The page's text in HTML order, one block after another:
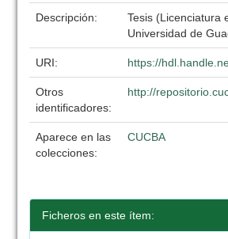
Descripción:
Tesis (Licenciatura
Universidad de
URI: https://
Otros
identificadores:
http://
Aparece en las
colecciones:
CUCBA
Ficheros en este ítem: